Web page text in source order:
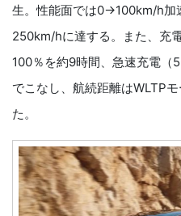
生。性能面では0→100km/h加
250km/hに達する。また、充
100％を約9時間、急速充電
でこなし、航続距離はWLTP
た。